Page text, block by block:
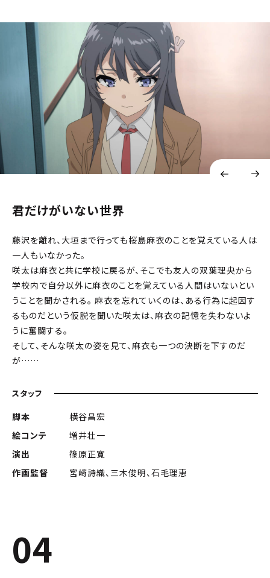
君だけがいない世界
藤沢を離れ、大垣まで行っても桜島麻衣のことを覚えている人は
一人もいなかった。
咲太は麻衣と共に学校に戻るが、そこでも友人の双葉理央から
学校内で自分以外に麻衣のことを覚えている人間はいないとい
うことを聞かされる。 麻衣を忘れていくのは、ある行為に起因す
るものだという仮説を聞いた咲太は、麻衣の記憶を失わないよ
うに奮闘する。
そして、そんな咲太の姿を見て、麻衣も一つの決断を下すのだ
が……
スタッフ
脚本
横谷昌宏
絵コンテ
増井壮一
演出
篠原正寛
作画監督
宮﨑詩織、三木俊明、石毛理恵
04